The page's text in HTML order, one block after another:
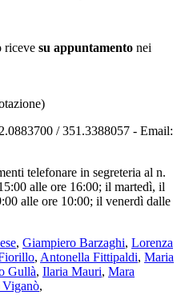
riceve su appuntamento nei
/ 351.3388057 - Email:
telefonare in segreteria al n.
alle ore 16:00; il martedì, il
alle ore 10:00; il venerdì dalle
, Giampiero Barzaghi, Lorenza
, Antonella Fittipaldi, Maria
Gullà, Ilaria Mauri, Mara
,